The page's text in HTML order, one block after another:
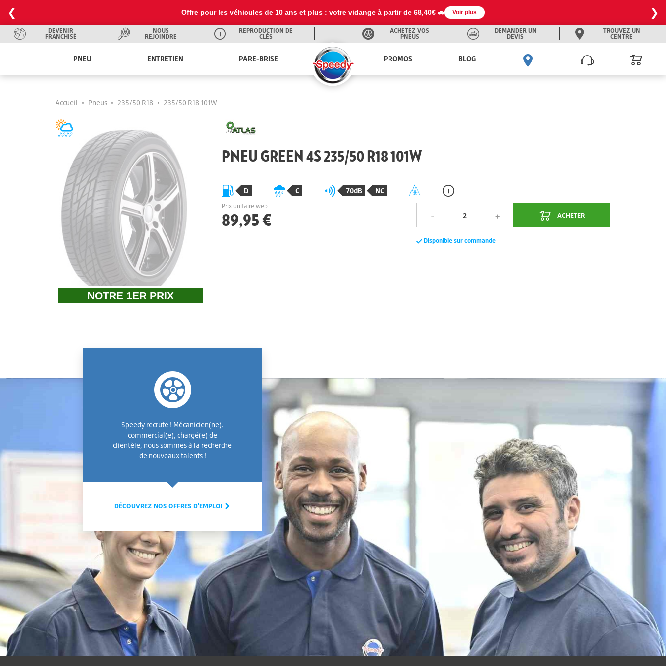
❮ Offre pour les véhicules de 10 ans et plus : votre vidange à partir de 68,40€ 🚗 Voir plus ❯
DEVENIR
FRANCHISÉ
NOUS
REJOINDRE
REPRODUCTION DE
CLÉS
TROUVEZ UN
CENTRE
DEMANDER UN
DEVIS
ACHETEZ VOS
PNEUS
PNEU ENTRETIEN PARE-BRISE PROMOS BLOG
Accueil • Pneus • 235/50 R18 • 235/50 R18 101W
NOTRE 1ER PRIX
PNEU GREEN 4S 235/50 R18 101W
D C 70dB NC
Prix unitaire web
89,95 € ACHETER
Disponible sur commande
Speedy recrute ! Mécanicien(ne),
commercial(e), chargé(e) de
clientèle, nous sommes à la recherche
de nouveaux talents !
DÉCOUVREZ NOS OFFRES D'EMPLOI